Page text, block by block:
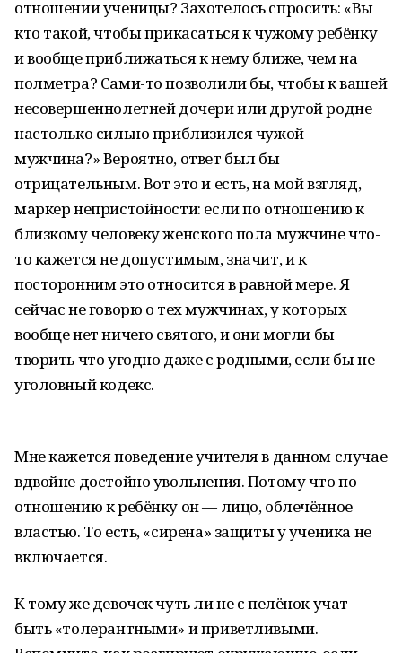
отношении ученицы? Захотелось спросить: «Вы
кто такой, чтобы прикасаться к чужому ребёнку
и вообще приближаться к нему ближе, чем на
полметра? Сами-то позволили бы, чтобы к вашей
несовершеннолетней дочери или другой родне
настолько сильно приблизился чужой
мужчина?» Вероятно, ответ был бы
отрицательным. Вот это и есть, на мой взгляд,
маркер непристойности: если по отношению к
близкому человеку женского пола мужчине что-
то кажется не допустимым, значит, и к
посторонним это относится в равной мере. Я
сейчас не говорю о тех мужчинах, у которых
вообще нет ничего святого, и они могли бы
творить что угодно даже с родными, если бы не
уголовный кодекс.
Мне кажется поведение учителя в данном случае
вдвойне достойно увольнения. Потому что по
отношению к ребёнку он — лицо, облечённое
властью. То есть, «сирена» защиты у ученика не
включается.
К тому же девочек чуть ли не с пелёнок учат
быть «толерантными» и приветливыми.